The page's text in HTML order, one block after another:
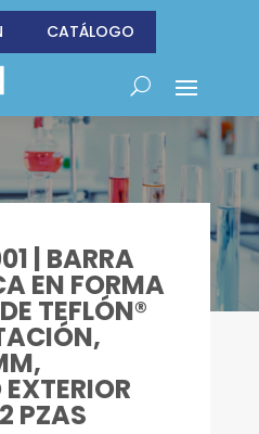
CATÁLOGO
| BARRA
EN FORMA
TEFLÓN®
PZAS